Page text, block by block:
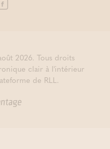
2026. Tous droits
clair à l'intérieur
de RLL.